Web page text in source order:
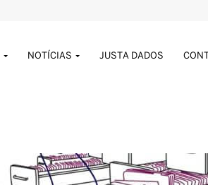
NOTÍCIAS JUSTA DADOS